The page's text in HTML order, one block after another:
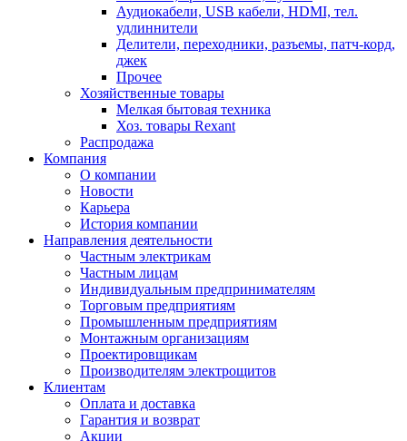
Аудиокабели, USB кабели, HDMI, тел.
удлиннители
Делители, переходники, разъемы, патч-корд,
джек
Прочее
Хозяйственные товары
Мелкая бытовая техника
Хоз. товары Rexant
Распродажа
Компания
О компании
Новости
Карьера
История компании
Направления деятельности
Частным электрикам
Частным лицам
Индивидуальным предпринимателям
Торговым предприятиям
Промышленным предприятиям
Монтажным организациям
Проектировщикам
Производителям электрощитов
Клиентам
Оплата и доставка
Гарантия и возврат
Акции